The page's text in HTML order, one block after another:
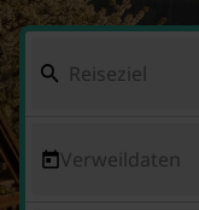
Verweildaten